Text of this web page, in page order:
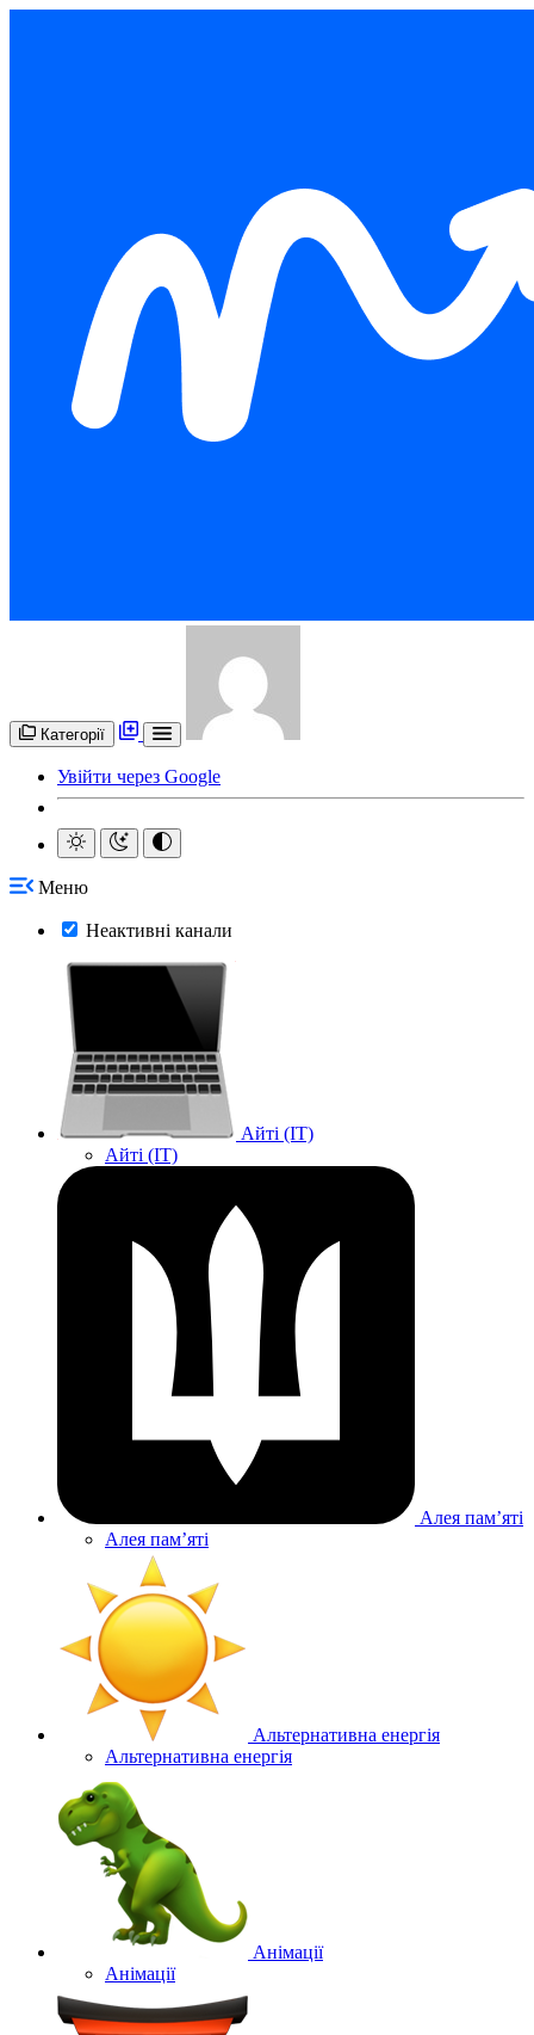
Категорії
Увійти через Google
Меню
Неактивні канали
Айті (IT)
Айті (IT)
Алея памʼяті
Алея памʼяті
Альтернативна енергія
Альтернативна енергія
Анімації
Анімації